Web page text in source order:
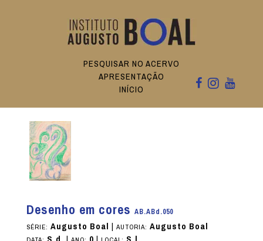
PESQUISAR NO ACERVO
APRESENTAÇÃO
INÍCIO
Desenho em cores AB.ABd.050
SÉRIE: Augusto Boal | AUTORIA: Augusto Boal